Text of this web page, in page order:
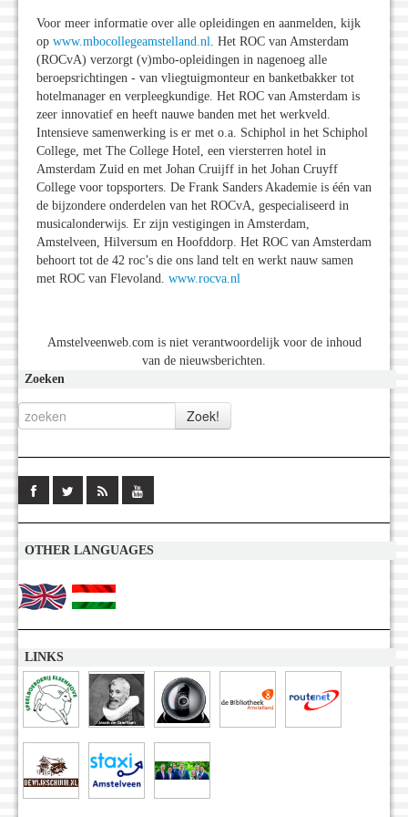
Voor meer informatie over alle opleidingen en aanmelden, kijk
op www.mbocollegeamstelland.nl. Het ROC van Amsterdam
(ROCvA) verzorgt (v)mbo-opleidingen in nagenoeg alle
beroepsrichtingen - van vliegtuigmonteur en banketbakker tot
hotelmanager en verpleegkundige. Het ROC van Amsterdam is
zeer innovatief en heeft nauwe banden met het werkveld.
Intensieve samenwerking is er met o.a. Schiphol in het Schiphol
College, met The College Hotel, een viersterren hotel in
Amsterdam Zuid en met Johan Cruijff in het Johan Cruyff
College voor topsporters. De Frank Sanders Akademie is één van
de bijzondere onderdelen van het ROCvA, gespecialiseerd in
musicalonderwijs. Er zijn vestigingen in Amsterdam,
Amstelveen, Hilversum en Hoofddorp. Het ROC van Amsterdam
behoort tot de 42 roc’s die ons land telt en werkt nauw samen
met ROC van Flevoland. www.rocva.nl
Amstelveenweb.com is niet verantwoordelijk voor de inhoud
van de nieuwsberichten.
Zoeken
OTHER LANGUAGES
LINKS